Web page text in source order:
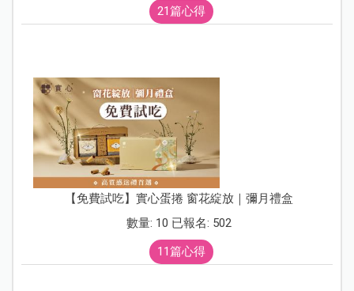
21篇心得
【免費試吃】實心蛋捲 窗花綻放｜彌月禮盒
數量: 10 已報名: 502
11篇心得